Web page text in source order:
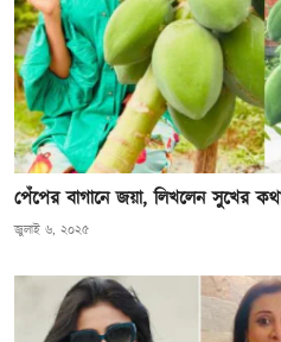
পেঁপের বাগানে জয়া, লিখলেন সুখের
জুলাই ৬, ২০২৫